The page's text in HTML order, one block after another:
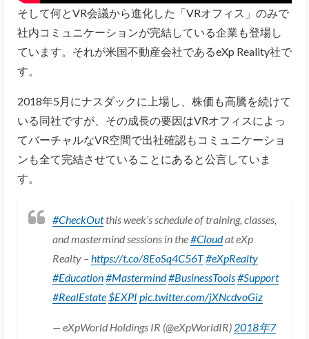
そして何とVR会議から進化した「VRオフィス」のみで
社内コミュニケーションが完結している企業も登場し
ています。それが米国不動産会社であるeXp Reality社で
す。
2018年5月にナスダックに上場し、株価も高騰を続けて
いる同社ですが、その成長の要因はVRオフィスによっ
てバーチャルなVR空間で出社確認もコミュニケーショ
ンも全て完結させていることにあると公言していま
す。
#CheckOutthis week’s schedule of training, classes,
and mastermind sessions in the#Cloudat eXp
Realty –https://t.co/8EoSq4C56T#eXpRealty
#Education#Mastermind#BusinessTools#Support
#RealEstate$EXPI pic.twitter.com/jXNcdvoGiz
— eXpWorld Holdings IR (@eXpWorldIR) 2018年7